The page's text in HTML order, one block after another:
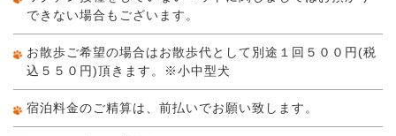
できない場合もございます。
お散歩ご希望の場合はお散歩代として別途１回５００円(税
込５５０円)頂きます。※小中型犬
宿泊料金のご精算は、前払いでお願い致します。